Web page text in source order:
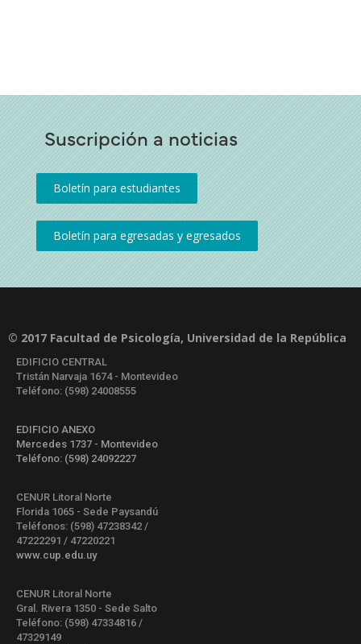
Suscripción a noticias
© 2017 Facultad de Psicología, Universidad de la República
EDIFICIO CENTRAL
Tristán Narvaja 1674 - Montevideo
Teléfono: (598) 24008555
EDIFICIO ANEXO
Mercedes 1737 - Montevideo
Teléfono: (598) 24092227
CENUR Litoral Norte
Florida 1065 - Sede Paysandú
Teléfonos: (598) 47238342 /
47222291 / 47220221
www.cup.edu.uy
CENUR Litoral Norte
Gral. Rivera 1350 - Sede Salto
Teléfono: (598) 47334816 /
47329149